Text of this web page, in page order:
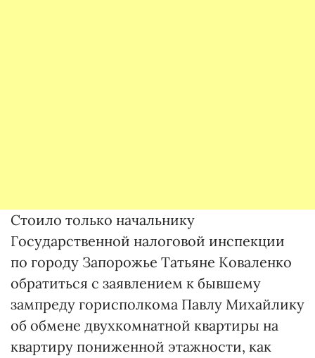
Стоило только начальнику
Государственной налоговой инспекции
по городу Запорожье Татьяне Коваленко
обратиться с заявлением к бывшему
зампреду горисполкома Павлу Михайлику
об обмене двухкомнатной квартиры на
квартиру пониженной этажности, как